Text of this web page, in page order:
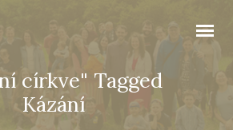
církve" Tagged
Kázání